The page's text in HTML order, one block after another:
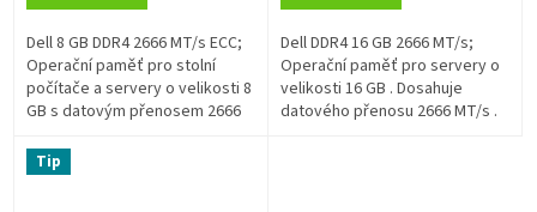
Dell 8 GB DDR4 2666 MT/s ECC;
Operační paměť pro stolní
počítače a servery o velikosti 8
GB s datovým přenosem 2666
Kapacita: 8 GB; Set pamětí: 1×
8...
Dell DDR4 16 GB 2666 MT/s;
Operační paměť pro servery o
velikosti 16 GB . Dosahuje
datového přenosu 2666 MT/s .
Tip